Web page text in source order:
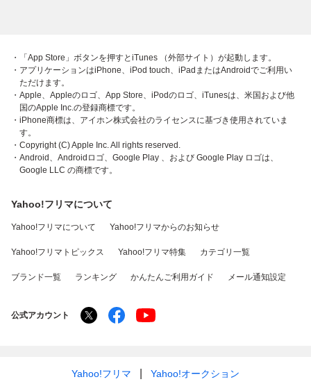
・「App Store」ボタンを押すとiTunes （外部サイト）が起動します。
・アプリケーションはiPhone、iPod touch、iPadまたはAndroidでご利用い
ただけます。
・Apple、Appleのロゴ、App Store、iPodのロゴ、iTunesは、米国および他
国のApple Inc.の登録商標です。
・iPhone商標は、アイホン株式会社のライセンスに基づき使用されていま
す。
・Copyright (C) Apple Inc. All rights reserved.
・Android、Androidロゴ、Google Play 、および Google Play ロゴは、
Google LLC の商標です。
Yahoo!フリマについて
Yahoo!フリマについて Yahoo!フリマからのお知らせ
Yahoo!フリマトピックス Yahoo!フリマ特集 カテゴリ一覧
ブランド一覧 ランキング かんたんご利用ガイド メール通知設定
公式アカウント
Yahoo!フリマ Yahoo!オークション